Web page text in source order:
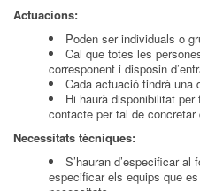
Actuacions:
Poden ser individuals o
Cal que totes les
corresponent i disposin
Cada actuació tindrà una
Hi haurà disponibilitat
contacte per tal de concretar
Necessitats tècniques:
S’hauran d’especificar
especificar els equips que